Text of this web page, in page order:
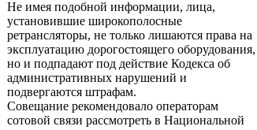
Не имея подобной информации, лица,
установившие широкополосные
ретрансляторы, не только лишаются права на
эксплуатацию дорогостоящего оборудования,
но и подпадают под действие Кодекса об
административных нарушений и
подвергаются штрафам.
Совещание рекомендовало операторам
сотовой связи рассмотреть в Национальной